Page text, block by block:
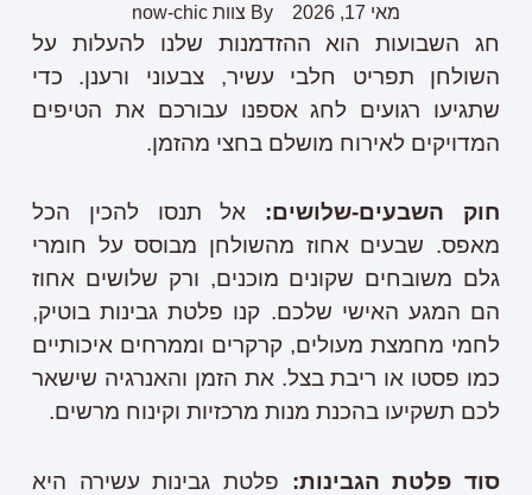
מאי 17, 2026 By צוות now-chic
חג השבועות הוא ההזדמנות שלנו להעלות על
השולחן תפריט חלבי עשיר, צבעוני ורענן. כדי
שתגיעו רגועים לחג אספנו עבורכם את הטיפים
המדויקים לאירוח מושלם בחצי מהזמן.
חוק השבעים-שלושים: אל תנסו להכין הכל
מאפס. שבעים אחוז מהשולחן מבוסס על חומרי
גלם משובחים שקונים מוכנים, ורק שלושים אחוז
הם המגע האישי שלכם. קנו פלטת גבינות בוטיק,
לחמי מחמצת מעולים, קרקרים וממרחים איכותיים
כמו פסטו או ריבת בצל. את הזמן והאנרגיה שישאר
לכם תשקיעו בהכנת מנות מרכזיות וקינוח מרשים.
סוד פלטת הגבינות: פלטת גבינות עשירה היא